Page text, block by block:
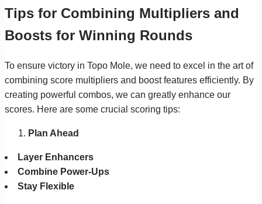
Tips for Combining Multipliers and
Boosts for Winning Rounds
To ensure victory in Topo Mole, we need to excel in the art of
combining score multipliers and boost features efficiently. By
creating powerful combos, we can greatly enhance our
scores. Here are some crucial scoring tips:
Plan Ahead
Layer Enhancers
Combine Power-Ups
Stay Flexible